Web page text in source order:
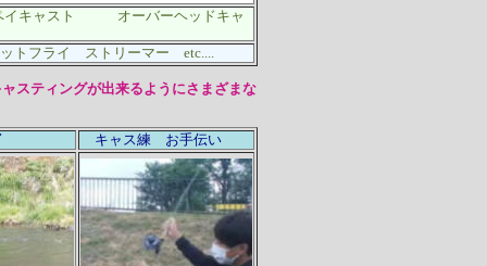
イキャスト オーバーヘッドキャ
トフライ ストリーマー etc....
スティングが出来るようにさまざまな
キャス練 お手伝い